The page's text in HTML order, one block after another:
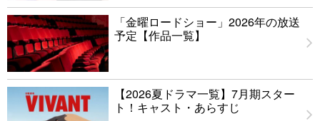
「金曜ロードショー」2026年の放送
予定【作品一覧】
【2026夏ドラマ一覧】7月期スター
ト！キャスト・あらすじ